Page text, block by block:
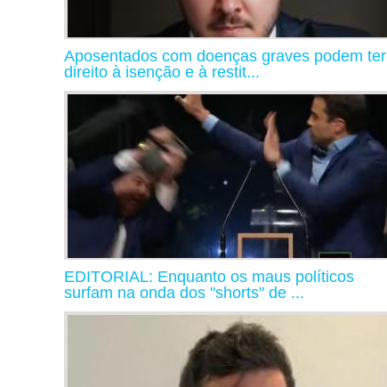
Aposentados com doenças graves podem ter
direito à isenção e à restit...
EDITORIAL: Enquanto os maus políticos
surfam na onda dos "shorts" de ...